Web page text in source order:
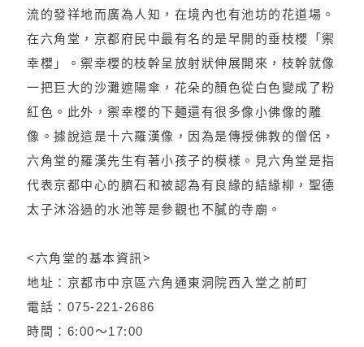
流的發祥地而廣為人知，在境內也有池坊的花道場。
在六角堂，京都府民中最有名的是早開的垂枝櫻「禦
幸櫻」。禦幸櫻的枝幹呈放射狀伸展開來，枝幹就像
一把巨大的沙灘遮陽傘，花朵的顏色從白色變成了粉
紅色。此外，禦幸櫻的下麵還有很多像小佛像的雕
像。據說這是十六羅漢像，因為是傳授佛教的僧侶，
六角堂的羅漢先生有著小孩子的模樣。見六角堂是指
代表京都中心的臍石和被認為有良緣的結緣柳，聖德
太子沐浴過的水池等是參觀也不膩的寺廟。
<六角堂的基本資訊>
地址：京都市中京區六角通東洞院西入堂之前町
電話：075-221-2686
時間：6:00～17:00